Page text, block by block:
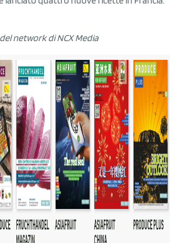
network di NCX Media